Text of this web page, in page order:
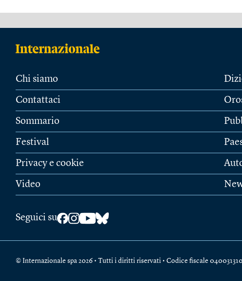
Chi siamo
Contattaci
Sommario
Festival
Privacy e cookie
Video
Seguici su
© Internazionale spa 2026 • Tutti i diritti riservati • Codice fiscale